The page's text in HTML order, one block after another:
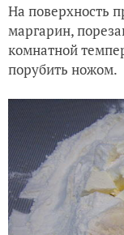
На поверхность
маргарин,
комнатной
порубить ножом.